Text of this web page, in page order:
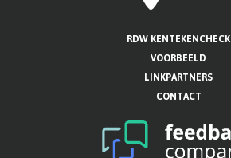
RDW KENTEKENCHECK
VOORBEELD
LINKPARTNERS
CONTACT